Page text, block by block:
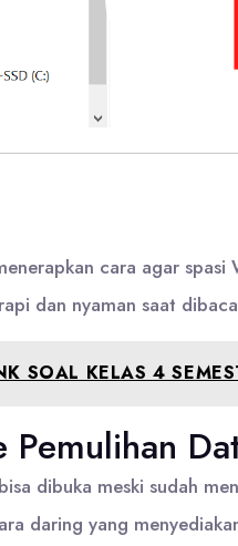
cara agar
dan nyaman saat
SOAL KELAS 4
dibuka meski sudah
daring yang